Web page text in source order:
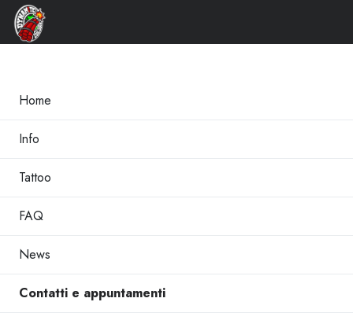
Home
Info
Tattoo
FAQ
News
Contatti e appuntamenti